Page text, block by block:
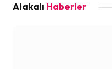
Alakalı Haberler